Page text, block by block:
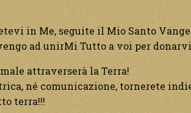
in Me, seguite il Mio Santo
ad unirMi Tutto a voi per
attraverserà la Terra!
né comunicazione, tornerete
terra!!!